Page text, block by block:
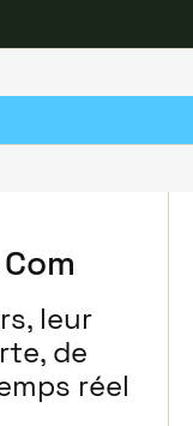
et de langue
leur
de
réel